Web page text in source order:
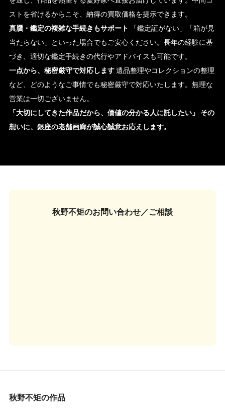
ストを省けるからこそ、納得の買取価格を提示できます。
真贋・鑑定の複雑な手続きもサポート 「鑑定証がない」「箱が見
当たらない」といった場合でもご安心ください。長年の経験に基
づき、適切な鑑定手続きの代行やアドバイスも可能です。
一点から、秘密厳守で対応します遺品整理やコレクションの整理
など、どのようなご事情でも秘密厳守で対応いたします。無理な
営業は一切ございません。
「大切にしてきた作品だから、価値の分かる人に託したい」 その
想いに、銀座の老舗画廊が誠心誠意お応えします。
秋野不矩のお問い合わせ／ご相談
秋野不矩の作品